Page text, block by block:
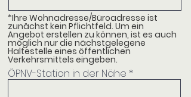
*Ihre Wohnadresse/Büroadresse ist
zunächst kein Pflichtfeld. Um ein
Angebot erstellen zu können, ist es auch
möglich nur die nächstgelegene
Haltestelle eines öffentlichen
Verkehrsmittels eingeben.
ÖPNV-Station in der Nähe